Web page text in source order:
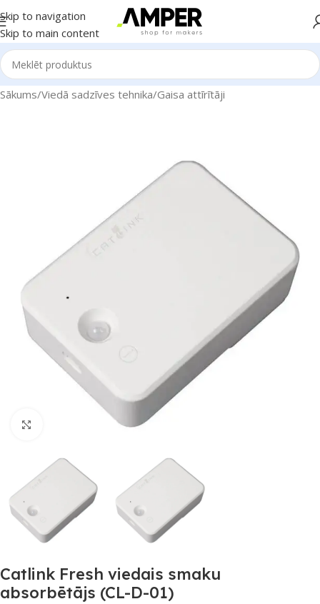
Skip to navigation
Skip to main content
Sākums/Viedā sadzīves tehnika/Gaisa attīrītāji
Noklikšķiniet, lai palielinātu
Catlink Fresh viedais smaku
absorbētājs (CL-D-01)